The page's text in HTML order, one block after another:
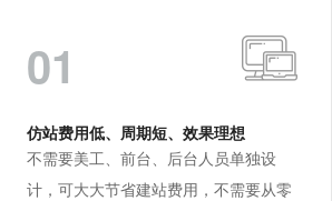
01
仿站费用低、周期短、效果理想
不需要美工、前台、后台人员单独设
计，可大大节省建站费用，不需要从零